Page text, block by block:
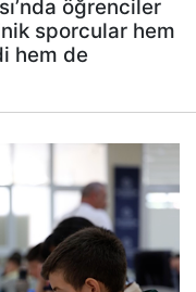
öğrenciler
sporcular hem
hem de